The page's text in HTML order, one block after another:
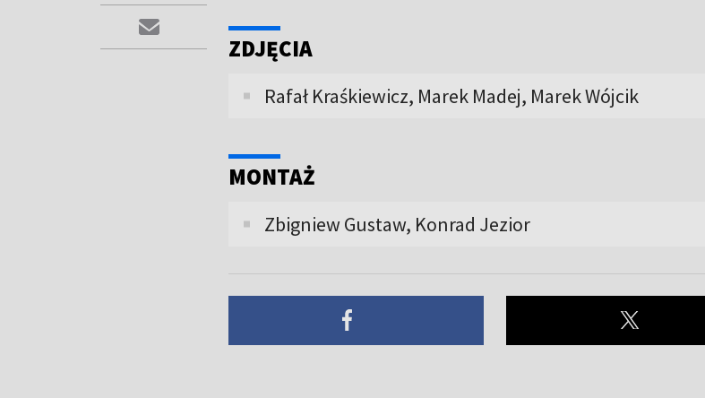
ZDJĘCIA
Rafał Kraśkiewicz, Marek Madej, Marek Wójcik
MONTAŻ
Zbigniew Gustaw, Konrad Jezior